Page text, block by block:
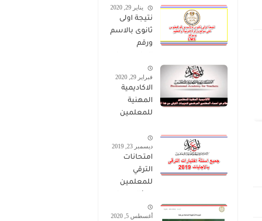
2024 صالح
لجميع
التخصصات
يناير 29, 2020
نتيجة اولى
ثانوى بالاسم
ورقم
موقع وزارة
التربية
والتعليم
وموقع LMS
فبراير 29, 2020
الاكاديمية
المهنية
للمعلمين
عن اسماء
المعلمين
لتدريبات
ديسمبر 23, 2019
امتحانات
الترقي
للمعلمين
حمل من هنا
أغسطس 5, 2020